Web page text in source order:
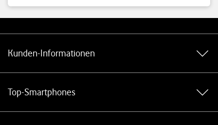
Kunden-Informationen
Top-Smartphones